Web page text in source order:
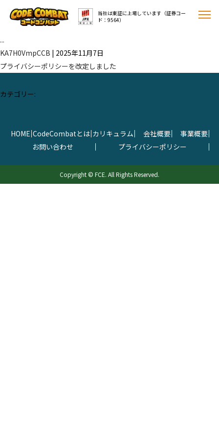
コードコンバットCodeCombat
当社は東証に上場しています（証券コー
ド：9564）
HOME
CodeCombatとは
カリキュラム
03-5908-1407
...
KA7H0VmpCCB | 2025年11月7日
プライバシーポリシーを改定しました
カテゴリー:
←
HOME CodeCombatとは カリキュラム 会社概要
事業概要
お問い合わせ
プライバシーポリシー
Copyright © FCE. All Rights Reserved.